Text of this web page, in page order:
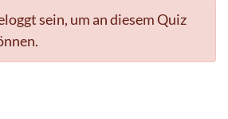
sein, um an diesem Quiz